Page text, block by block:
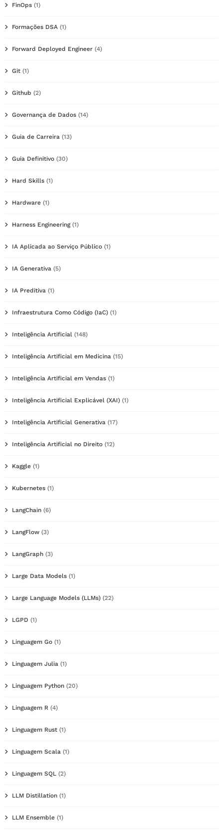
FinOps (1)
Formações DSA (1)
Forward Deployed Engineer (4)
Git (1)
Github (2)
Governança de Dados (14)
Guia de Carreira (13)
Guia Definitivo (30)
Hard Skills (1)
Hardware (1)
Harness Engineering(1)
IA Aplicada ao Serviço Público (1)
IA Generativa (5)
IA Preditiva (1)
Infraestrutura Como Código (IaC) (1)
Inteligência Artificial (148)
Inteligência Artificial em Medicina (15)
Inteligência Artificial em Vendas (1)
Inteligência Artificial Explicável (XAI) (1)
Inteligência Artificial Generativa (17)
Inteligência Artificial no Direito (12)
Kaggle (1)
Kubernetes (1)
LangChain (6)
LangFlow (3)
LangGraph (3)
Large Data Models (1)
Large Language Models (LLMs) (22)
LGPD (1)
Linguagem Go (1)
Linguagem Julia (1)
Linguagem Python (20)
Linguagem R (4)
Linguagem Rust (1)
Linguagem Scala (1)
Linguagem SQL (2)
LLM Distillation (1)
LLM Ensemble (1)